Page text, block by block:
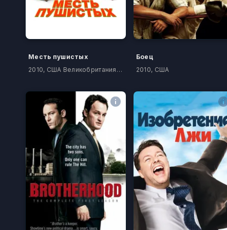
Месть пушистых
2010, США Великобритания Германия ОАЭ
Боец
2010, США